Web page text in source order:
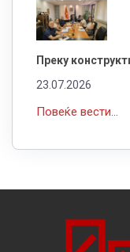
Преку
23.07.2026
Повеќе вести...